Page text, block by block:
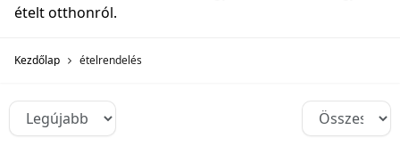
ételt otthonról.
Kezdőlap ételrendelés